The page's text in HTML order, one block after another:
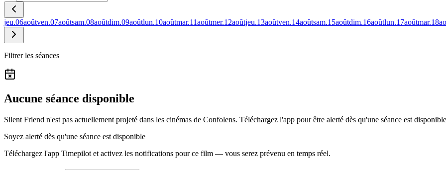
jeu.06aoûtven.07aoûtsam.08aoûtdim.09aoûtlun.10aoûtmar.11aoûtmer.12aoûtjeu.13aoûtven.14aoûtsam.15aoûtdim.16aoûtlun.17aoûtmar.18
Filtrer les séances
Aucune séance disponible
Silent Friend n'est pas actuellement projeté dans les cinémas de Confolens. Téléchargez l'app pour être alerté dès qu'une séance est
Soyez alerté dès qu'une séance est disponible
Téléchargez l'app Timepilot et activez les notifications pour ce film — vous serez prévenu en temps réel.